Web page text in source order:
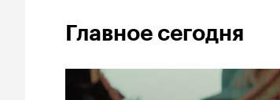
Главное сегодня